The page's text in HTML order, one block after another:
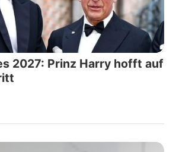
2027: Prinz Harry hofft auf